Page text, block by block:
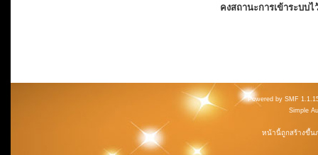
คงสถานะการเข้าระบบไ
Powered by SMF
Simple
หน้านี้ถูกสร้างขึ้น